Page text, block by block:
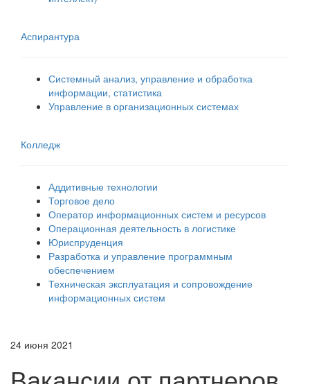
Аспирантура
Системный анализ, управление и обработка
информации, статистика
Управление в организационных системах
Колледж
Аддитивные технологии
Торговое дело
Оператор информационных систем и ресурсов
Операционная деятельность в логистике
Юриспруденция
Разработка и управление программным
обеспечением
Техническая эксплуатация и сопровождение
информационных систем
24 июня 2021